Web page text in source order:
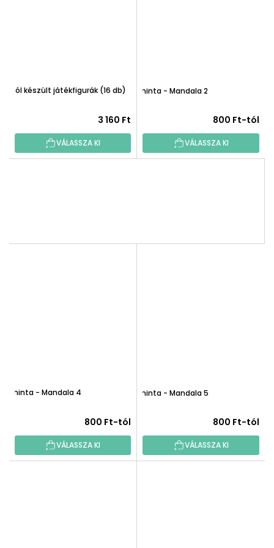
Fából készült játékfigurák (16 db)
3 160 Ft
VÁLASSZA KI
Faminta - Mandala 2
800 Ft-tól
VÁLASSZA KI
Faminta - Mandala 4
800 Ft-tól
VÁLASSZA KI
Faminta - Mandala 5
800 Ft-tól
VÁLASSZA KI